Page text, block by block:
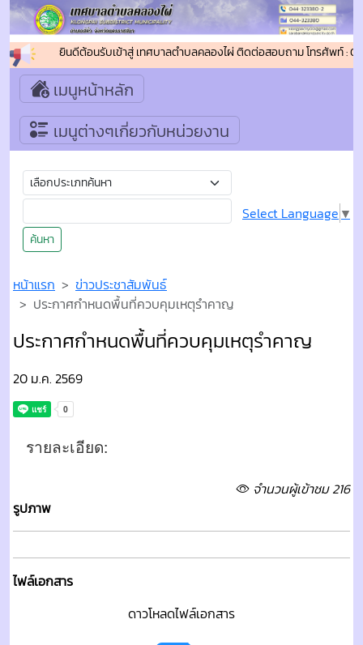
ยินดีต้อนรับเข้าสู่ เทศบาลตำบลคลองไผ่ ติดต่อสอบถาม โทรศัพท์ :
เมนูหน้าหลัก
เมนูต่างๆเกี่ยวกับหน่วยงาน
ค้นหา
Select Language ▼
หน้าแรก
ข่าวประชาสัมพันธ์
ประกาศกำหนดพื้นที่ควบคุมเหตุรำคาญ
ประกาศกำหนดพื้นที่ควบคุมเหตุรำคาญ
20 ม.ค. 2569
รายละเอียด:
จำนวนผู้เข้าชม 216
รูปภาพ
ไฟล์เอกสาร
ดาวโหลดไฟล์เอกสาร